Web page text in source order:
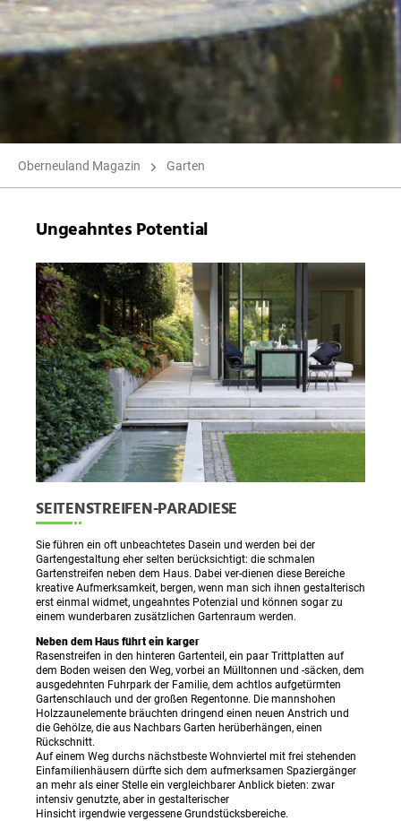
Oberneuland Magazin Garten
Ungeahntes Potential
SEITENSTREIFEN-PARADIESE
Sie führen ein oft unbeachtetes Dasein und werden bei der
Gartengestaltung eher selten berücksichtigt: die schmalen
Gartenstreifen neben dem Haus. Dabei ver-dienen diese Bereiche
kreative Aufmerksamkeit, bergen, wenn man sich ihnen gestalterisch
erst einmal widmet, ungeahntes Potenzial und können sogar zu
einem wunderbaren zusätzlichen Gartenraum werden.
Neben dem Haus führt ein karger
Rasenstreifen in den hinteren Gartenteil, ein paar Trittplatten auf
dem Boden weisen den Weg, vorbei an Mülltonnen und -säcken, dem
ausgedehnten Fuhrpark der Familie, dem achtlos aufgetürmten
Gartenschlauch und der großen Regentonne. Die mannshohen
Holzzaunelemente bräuchten dringend einen neuen Anstrich und
die Gehölze, die aus Nachbars Garten herüberhängen, einen
Rückschnitt.
Auf einem Weg durchs nächstbeste Wohnviertel mit frei stehenden
Einfamilienhäusern dürfte sich dem aufmerksamen Spaziergänger
an mehr als einer Stelle ein vergleichbarer Anblick bieten: zwar
intensiv genutzte, aber in gestalterischer
Hinsicht irgendwie vergessene Grundstücksbereiche.